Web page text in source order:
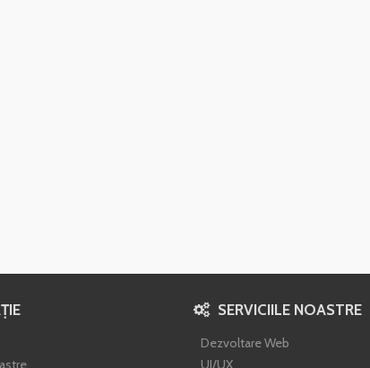
SERVICIILE NOASTRE
Dezvoltare Web
UI/UX